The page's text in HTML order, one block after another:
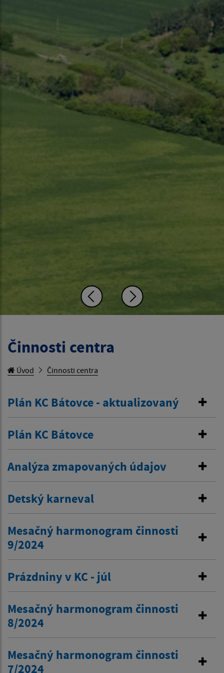
Činnosti centra
Úvod Činnosti centra
Plán KC Bátovce - aktualizovaný
Plán KC Bátovce
Analýza zmapovaných údajov
Detský karneval
Mesačný harmonogram činnosti
9/2024
Prázdniny v KC - júl
Mesačný harmonogram činnosti
8/2024
Mesačný harmonogram činnosti
7/2024